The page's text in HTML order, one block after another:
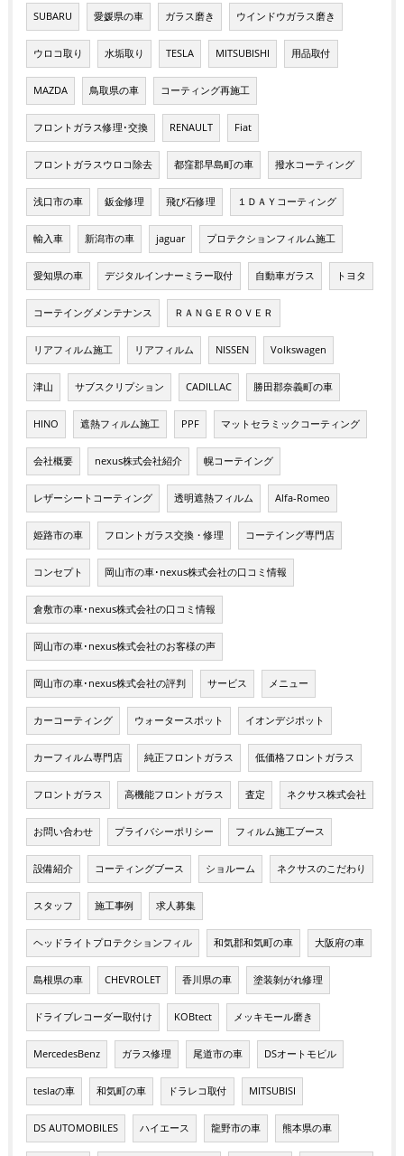
SUBARU 愛媛県の車 ガラス磨き ウインドウガラス磨き
ウロコ取り 水垢取り TESLA MITSUBISHI 用品取付
MAZDA 鳥取県の車 コーティング再施工
フロントガラス修理･交換 RENAULT Fiat
フロントガラスウロコ除去 都窪郡早島町の車 撥水コーティング
浅口市の車 鈑金修理 飛び石修理 １ＤＡＹコーティング
輸入車 新潟市の車 jaguar プロテクションフィルム施工
愛知県の車 デジタルインナーミラー取付 自動車ガラス トヨタ
コーテイングメンテナンス ＲＡＮＧＥＲＯＶＥＲ
リアフィルム施工 リアフィルム NISSEN Volkswagen
津山 サブスクリプション CADILLAC 勝田郡奈義町の車
HINO 遮熱フィルム施工 PPF マットセラミックコーティング
会社概要 nexus株式会社紹介 幌コーテイング
レザーシートコーティング 透明遮熱フィルム Alfa-Romeo
姫路市の車 フロントガラス交換・修理 コーテイング専門店
コンセプト 岡山市の車･nexus株式会社の口コミ情報
倉敷市の車･nexus株式会社の口コミ情報
岡山市の車･nexus株式会社のお客様の声
岡山市の車･nexus株式会社の評判 サービス メニュー
カーコーティング ウォータースポット イオンデジポット
カーフィルム専門店 純正フロントガラス 低価格フロントガラス
フロントガラス 高機能フロントガラス 査定 ネクサス株式会社
お問い合わせ プライバシーポリシー フィルム施工ブース
設備紹介 コーティングブース ショルーム ネクサスのこだわり
スタッフ 施工事例 求人募集
ヘッドライトプロテクションフィル 和気郡和気町の車 大阪府の車
島根県の車 CHEVROLET 香川県の車 塗装剝がれ修理
ドライブレコーダー取付け KOBtect メッキモール磨き
MercedesBenz ガラス修理 尾道市の車 DSオートモビル
teslaの車 和気町の車 ドラレコ取付 MITSUBISI
DS AUTOMOBILES ハイエース 龍野市の車 熊本県の車